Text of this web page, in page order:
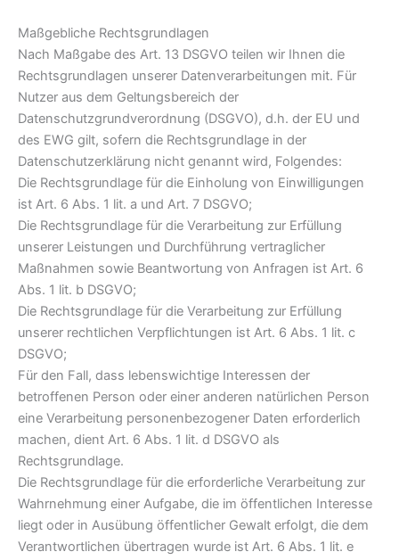
Maßgebliche Rechtsgrundlagen
Nach Maßgabe des Art. 13 DSGVO teilen wir Ihnen die
Rechtsgrundlagen unserer Datenverarbeitungen mit. Für
Nutzer aus dem Geltungsbereich der
Datenschutzgrundverordnung (DSGVO), d.h. der EU und
des EWG gilt, sofern die Rechtsgrundlage in der
Datenschutzerklärung nicht genannt wird, Folgendes:
Die Rechtsgrundlage für die Einholung von Einwilligungen
ist Art. 6 Abs. 1 lit. a und Art. 7 DSGVO;
Die Rechtsgrundlage für die Verarbeitung zur Erfüllung
unserer Leistungen und Durchführung vertraglicher
Maßnahmen sowie Beantwortung von Anfragen ist Art. 6
Abs. 1 lit. b DSGVO;
Die Rechtsgrundlage für die Verarbeitung zur Erfüllung
unserer rechtlichen Verpflichtungen ist Art. 6 Abs. 1 lit. c
DSGVO;
Für den Fall, dass lebenswichtige Interessen der
betroffenen Person oder einer anderen natürlichen Person
eine Verarbeitung personenbezogener Daten erforderlich
machen, dient Art. 6 Abs. 1 lit. d DSGVO als
Rechtsgrundlage.
Die Rechtsgrundlage für die erforderliche Verarbeitung zur
Wahrnehmung einer Aufgabe, die im öffentlichen Interesse
liegt oder in Ausübung öffentlicher Gewalt erfolgt, die dem
Verantwortlichen übertragen wurde ist Art. 6 Abs. 1 lit. e